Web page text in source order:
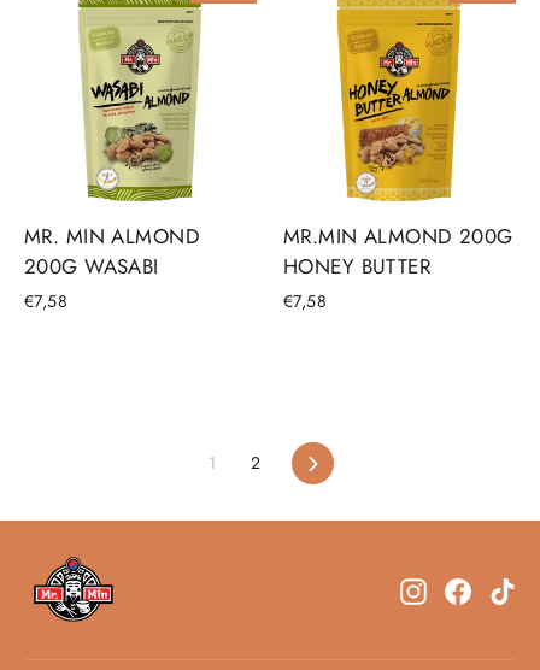
MR. MIN ALMOND
200G WASABI
€7,58
MR.MIN ALMOND 200G
HONEY BUTTER
€7,58
1 2 Suivant
Instagram